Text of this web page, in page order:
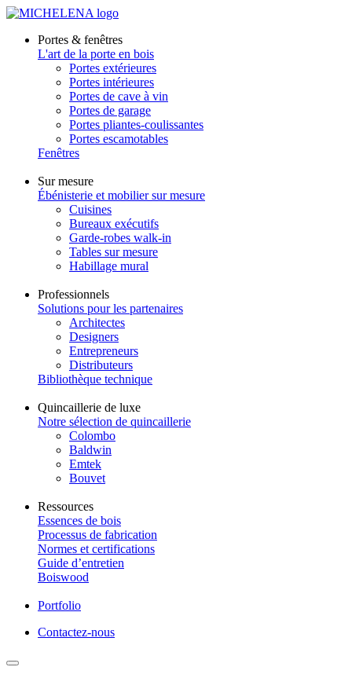
Portes & fenêtres
L'art de la porte en bois
Portes extérieures
Portes intérieures
Portes de cave à vin
Portes de garage
Portes pliantes-coulissantes
Portes escamotables
Fenêtres
Sur mesure
Ébénisterie et mobilier sur mesure
Cuisines
Bureaux exécutifs
Garde-robes walk-in
Tables sur mesure
Habillage mural
Professionnels
Solutions pour les partenaires
Architectes
Designers
Entrepreneurs
Distributeurs
Bibliothèque technique
Quincaillerie de luxe
Notre sélection de quincaillerie
Colombo
Baldwin
Emtek
Bouvet
Ressources
Essences de bois
Processus de fabrication
Normes et certifications
Guide d’entretien
Boiswood
Portfolio
Contactez-nous